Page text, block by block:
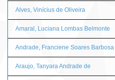
Alves, Vinícius de Oliveira
Amaral, Luciana Lombas Belmonte
Andrade, Franciene Soares Barbosa
Araujo, Tanyara Andrade de